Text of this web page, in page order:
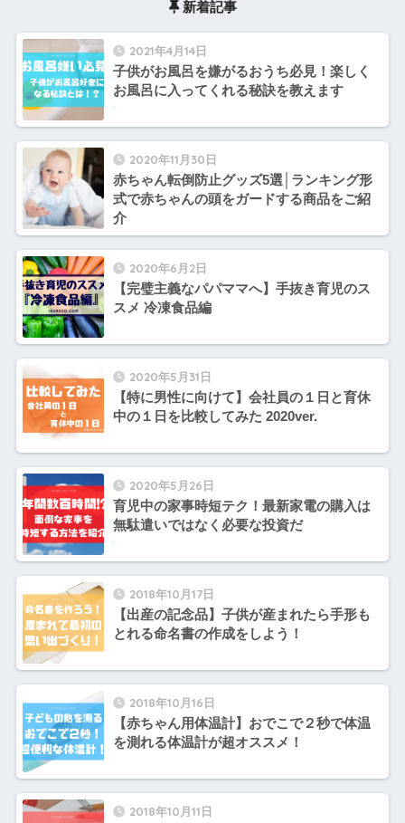
新着記事
2021年4月14日
子供がお風呂を嫌がるおうち必見！楽しく
お風呂に入ってくれる秘訣を教えます
2020年11月30日
赤ちゃん転倒防止グッズ5選│ランキング形
式で赤ちゃんの頭をガードする商品をご紹
介
2020年6月2日
【完璧主義なパパママへ】手抜き育児のス
スメ 冷凍食品編
2020年5月31日
【特に男性に向けて】会社員の１日と育休
中の１日を比較してみた 2020ver.
2020年5月26日
育児中の家事時短テク！最新家電の購入は
無駄遣いではなく必要な投資だ
2018年10月17日
【出産の記念品】子供が産まれたら手形も
とれる命名書の作成をしよう！
2018年10月16日
【赤ちゃん用体温計】おでこで２秒で体温
を測れる体温計が超オススメ！
2018年10月11日